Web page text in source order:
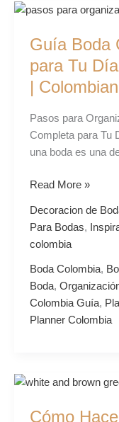
Guía Boda
para Tu
|
Pasos para
Completa para Tu
una boda es una
Guía
Colombia:
Pasos
para
Perfecto
Inolvidable
Colombianovios
Read More »
Decoracion de
Para Bodas,
colombia
Boda Colombia,
Boda,
Colombia Guía,
Planner Colombia
Cómo
Cómo
Lista